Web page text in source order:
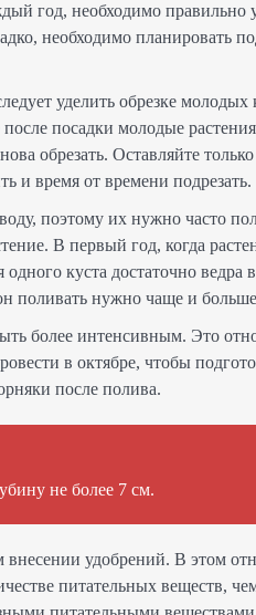
год, необходимо правильно
необходимо планировать
уделить обрезке молодых
посадки молодые растения
обрезать. Оставляйте
и время от времени подрезать.
поэтому их нужно часто
В первый год, когда
куста достаточно
поливать нужно чаще и
более интенсивным. Это
в октябре, чтобы
после полива.
не более 7 см.
внесении удобрений. В этом
питательных веществ,